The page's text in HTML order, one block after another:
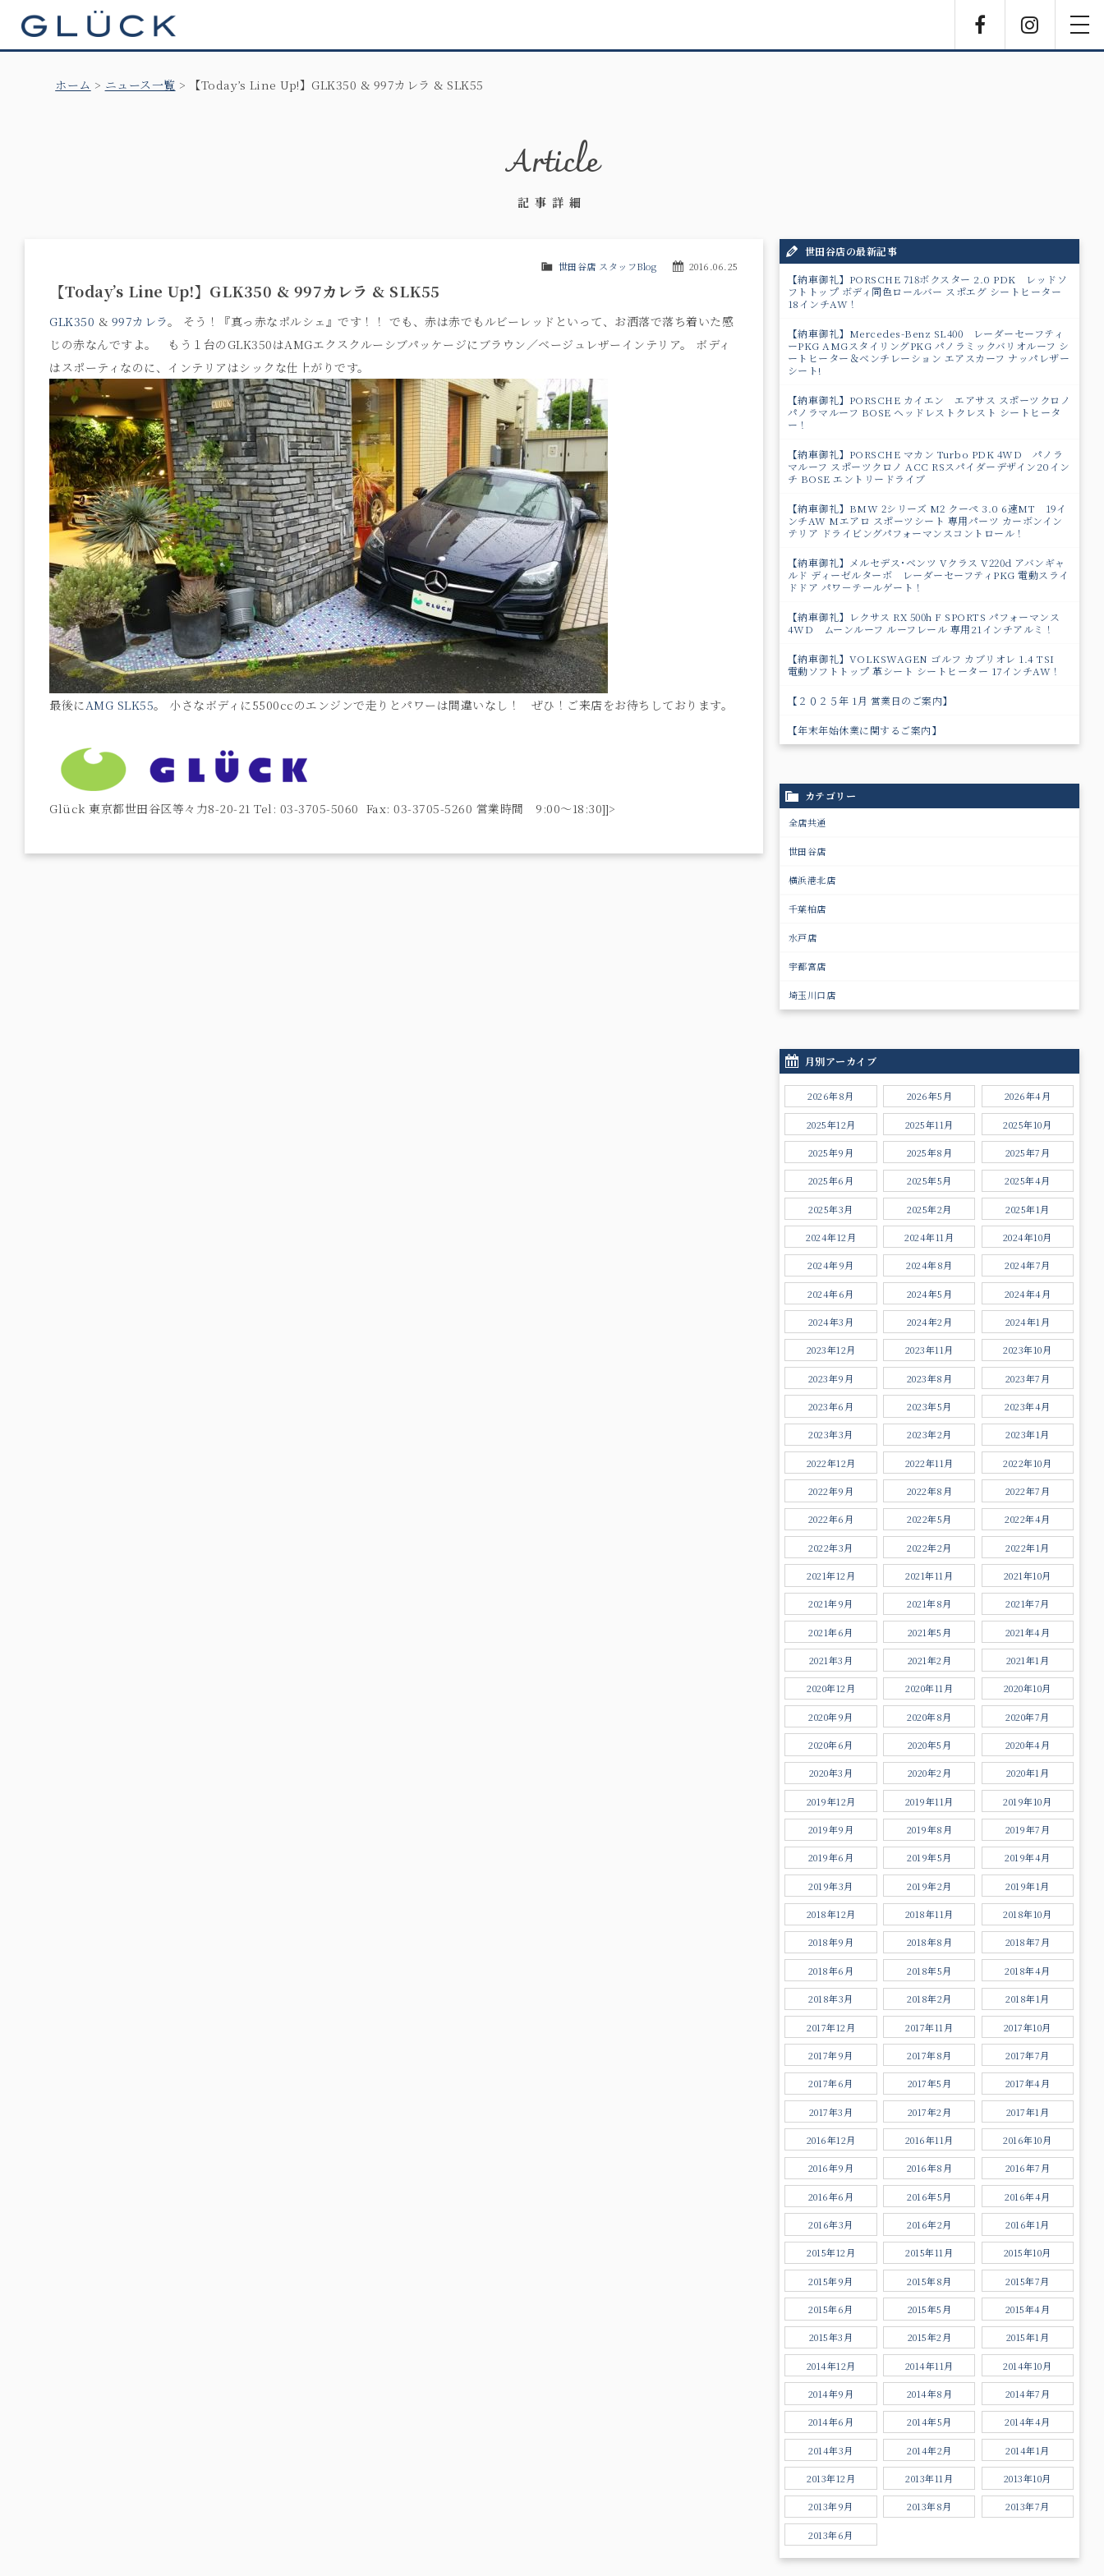
ホーム ニュース一覧 【Today’s Line Up!】GLK350 & 997カレラ & SLK55
Article
記事詳細
2016.06.25
世田谷店 スタッフBlog
【Today’s Line Up!】GLK350 & 997カレラ & SLK55
GLK350 & 997カレラ。 そう！『真っ赤なポルシェ』です！！ でも、赤は赤でもルビーレッドといって、お洒落で落ち着いた感
じの赤なんですよ。 もう１台のGLK350はAMGエクスクルーシブパッケージにブラウン／ベージュレザーインテリア。 ボディ
はスポーティなのに、インテリアはシックな仕上がりです。
最後に AMG SLK55。 小さなボディに5500ccのエンジンで走りとパワーは間違いなし！ ぜひ！ご来店をお待ちしております。
Glück 東京都世田谷区等々力8-20-21 Tel: 03-3705-5060 Fax: 03-3705-5260 営業時間 9:00〜18:30]]>
世田谷店の最新記事
【納車御礼】PORSCHE 718ボクスター 2.0 PDK レッドソ
フトトップ ボディ同色ロールバー スポエグ シートヒーター
18インチAW！
【納車御礼】Mercedes-Benz SL400 レーダーセーフティ
ーPKG AMGスタイリングPKG パノラミックバリオルーフ シ
ートヒーター＆ベンチレーション エアスカーフ ナッパレザー
シート!
【納車御礼】PORSCHE カイエン エアサス スポーツクロノ
パノラマルーフ BOSE ヘッドレストクレスト シートヒータ
ー！
【納車御礼】PORSCHE マカン Turbo PDK 4WD パノラ
マルーフ スポーツクロノ ACC RSスパイダーデザイン20イン
チ BOSE エントリードライブ
【納車御礼】BMW 2シリーズ M2 クーペ 3.0 6速MT 19イ
ンチAW Mエアロ スポーツシート 専用パーツ カーボンイン
テリア ドライビングパフォーマンスコントロール！
【納車御礼】メルセデス･ベンツ Vクラス V220d アバンギャ
ルド ディーゼルターボ レーダーセーフティPKG 電動スライ
ドドア パワ－テールゲート！
【納車御礼】レクサス RX 500h F SPORTS パフォーマンス
4WD ムーンルーフ ルーフレール 専用21インチアルミ！
【納車御礼】VOLKSWAGEN ゴルフ カブリオレ 1.4 TSI
電動ソフトトップ 革シート シートヒーター 17インチAW！
【２０２５年 1月 営業日のご案内】
【年末年始休業に関するご案内】
カテゴリー
全店共通
世田谷店
横浜港北店
千葉柏店
水戸店
宇都宮店
埼玉川口店
月別アーカイブ
2026年8月 2026年5月 2026年4月
2025年12月 2025年11月 2025年10月
2025年9月 2025年8月 2025年7月
2025年6月 2025年5月 2025年4月
2025年3月 2025年2月 2025年1月
2024年12月 2024年11月 2024年10月
2024年9月 2024年8月 2024年7月
2024年6月 2024年5月 2024年4月
2024年3月 2024年2月 2024年1月
2023年12月 2023年11月 2023年10月
2023年9月 2023年8月 2023年7月
2023年6月 2023年5月 2023年4月
2023年3月 2023年2月 2023年1月
2022年12月 2022年11月 2022年10月
2022年9月 2022年8月 2022年7月
2022年6月 2022年5月 2022年4月
2022年3月 2022年2月 2022年1月
2021年12月 2021年11月 2021年10月
2021年9月 2021年8月 2021年7月
2021年6月 2021年5月 2021年4月
2021年3月 2021年2月 2021年1月
2020年12月 2020年11月 2020年10月
2020年9月 2020年8月 2020年7月
2020年6月 2020年5月 2020年4月
2020年3月 2020年2月 2020年1月
2019年12月 2019年11月 2019年10月
2019年9月 2019年8月 2019年7月
2019年6月 2019年5月 2019年4月
2019年3月 2019年2月 2019年1月
2018年12月 2018年11月 2018年10月
2018年9月 2018年8月 2018年7月
2018年6月 2018年5月 2018年4月
2018年3月 2018年2月 2018年1月
2017年12月 2017年11月 2017年10月
2017年9月 2017年8月 2017年7月
2017年6月 2017年5月 2017年4月
2017年3月 2017年2月 2017年1月
2016年12月 2016年11月 2016年10月
2016年9月 2016年8月 2016年7月
2016年6月 2016年5月 2016年4月
2016年3月 2016年2月 2016年1月
2015年12月 2015年11月 2015年10月
2015年9月 2015年8月 2015年7月
2015年6月 2015年5月 2015年4月
2015年3月 2015年2月 2015年1月
2014年12月 2014年11月 2014年10月
2014年9月 2014年8月 2014年7月
2014年6月 2014年5月 2014年4月
2014年3月 2014年2月 2014年1月
2013年12月 2013年11月 2013年10月
2013年9月 2013年8月 2013年7月
2013年6月